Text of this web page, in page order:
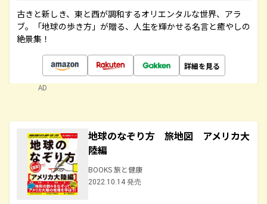
古きと新しき、東と西が調和するオリエンタルな世界、アラ
ブ。「地球の歩き方」が贈る、人生を輝かせる名言と癒やしの
絶景集！
詳細を見る
AD
地球のなぞり方 旅地図 アメリカ大
陸編
BOOKS 旅と健康
2022.10.14 発売